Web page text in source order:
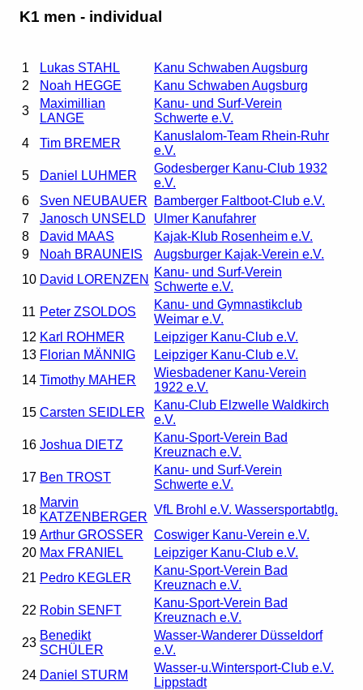
K1 men - individual
1 Lukas STAHL
Kanu Schwaben Augsburg
2
Noah HEGGE
Kanu Schwaben Augsburg
3
Maximillian
LANGE
Kanu- und Surf-Verein
Schwerte e.V.
4
Tim BREMER
Kanuslalom-Team Rhein-Ruhr
e.V.
5
Daniel LUHMER
Godesberger Kanu-Club 1932
e.V.
6
Sven NEUBAUER
Bamberger Faltboot-Club e.V.
7
Janosch UNSELD
Ulmer Kanufahrer
8
David MAAS
Kajak-Klub Rosenheim e.V.
9
Noah BRAUNEIS
Augsburger Kajak-Verein e.V.
10 David LORENZEN
Kanu- und Surf-Verein
Schwerte e.V.
11 Peter ZSOLDOS
Kanu- und Gymnastikclub
Weimar e.V.
12 Karl ROHMER
Leipziger Kanu-Club e.V.
13 Florian MÄNNIG
Leipziger Kanu-Club e.V.
14 Timothy MAHER
Wiesbadener Kanu-Verein
1922 e.V.
15 Carsten SEIDLER
Kanu-Club Elzwelle Waldkirch
e.V.
16 Joshua DIETZ
Kanu-Sport-Verein Bad
Kreuznach e.V.
17 Ben TROST
Kanu- und Surf-Verein
Schwerte e.V.
18
Marvin
KATZENBERGER
VfL Brohl e.V. Wassersportabtlg.
19 Arthur GROSSER
Coswiger Kanu-Verein e.V.
20 Max FRANIEL
Leipziger Kanu-Club e.V.
21 Pedro KEGLER
Kanu-Sport-Verein Bad
Kreuznach e.V.
22 Robin SENFT
Kanu-Sport-Verein Bad
Kreuznach e.V.
23
Benedikt
SCHÜLER
Wasser-Wanderer Düsseldorf
e.V.
24 Daniel STURM
Wasser-u.Wintersport-Club e.V.
Lippstadt